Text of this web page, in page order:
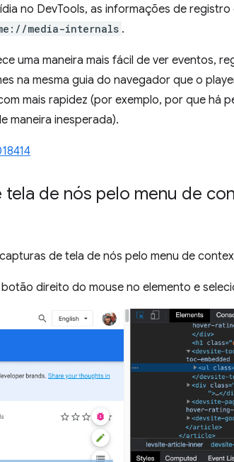
no DevTools, as informações de
media-internals .
uma maneira mais fácil de ver eventos,
na mesma guia do navegador que o
mais rapidez (por exemplo, por que há
maneira inesperada).
tela de nós pelo menu de
de tela de nós pelo menu de
direito do mouse no elemento e